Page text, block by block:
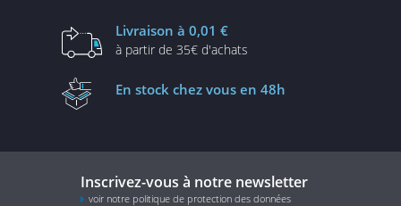
Livraison à 0,01 €
à partir de 35€ d'achats
En stock chez vous en 48h
Inscrivez-vous à notre newsletter
voir notre politique de protection des données